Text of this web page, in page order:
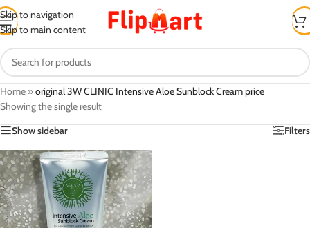
Skip to navigation
Skip to main content
Home »original 3W CLINIC Intensive Aloe Sunblock Cream price
Showing the single result
Show sidebar
Filters